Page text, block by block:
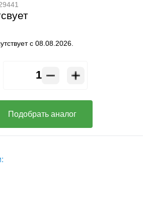
с 08.08.2026.
Подобрать аналог